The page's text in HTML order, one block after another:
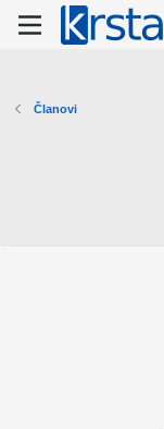
Članovi